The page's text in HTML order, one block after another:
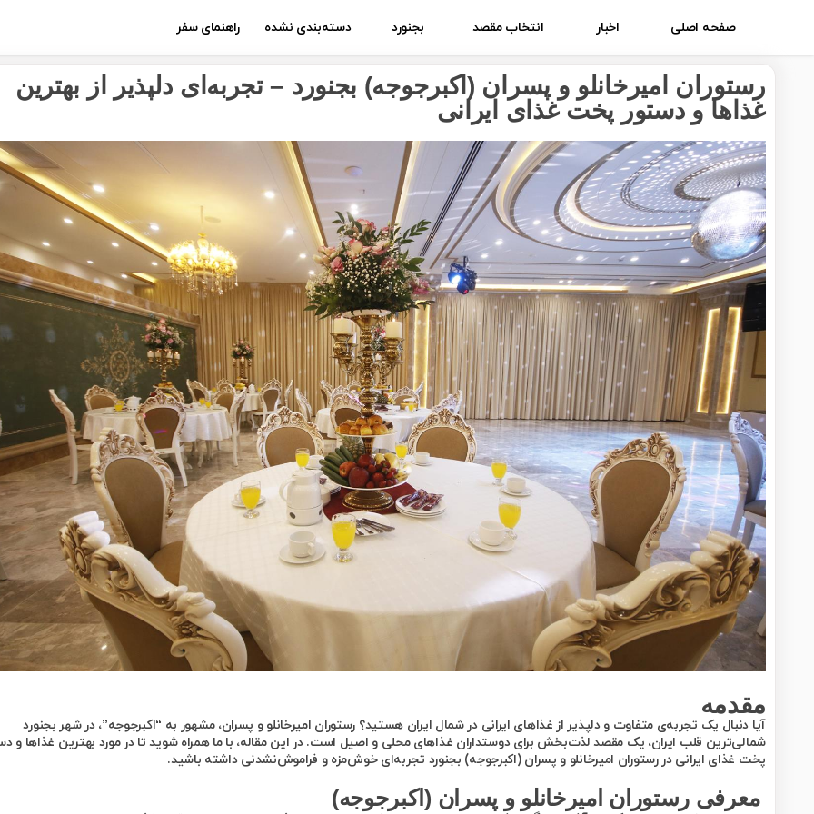
صفحه اصلی اخبار انتخاب مقصد بجنورد دسته‌بندی نشده راهنمای سفر
رستوران امیرخانلو و پسران (اکبرجوجه) بجنورد – تجربه‌ای دلپذیر از بهترین
غذاها و دستور پخت غذای ایرانی
مقدمه
آیا دنبال یک تجربه‌ی متفاوت و دلپذیر از غذاهای ایرانی در شمال ایران هستید؟ رستوران امیرخانلو و پسران، مشهور به “اکبرجوجه”، در شهر بجنورد
شمالی‌ترین قلب ایران، یک مقصد لذت‌بخش برای دوستداران غذاهای محلی و اصیل است. در این مقاله، با ما همراه شوید تا در مورد بهترین غذاها و
پخت غذای ایرانی در رستوران امیرخانلو و پسران (اکبرجوجه) بجنورد تجربه‌ای خوش‌مزه و فراموش‌نشدنی داشته باشید.
معرفی رستوران امیرخانلو و پسران (اکبرجوجه)